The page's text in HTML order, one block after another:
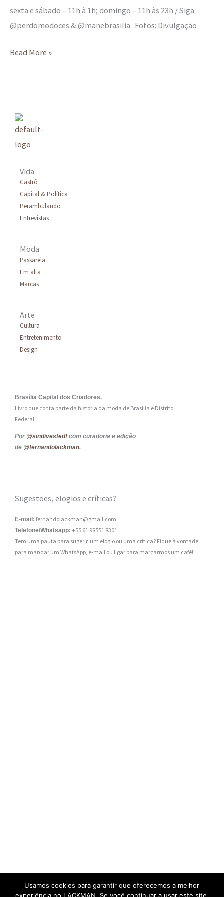
sexta e sábado – 11h à 1h; domingo – 11h às 23h / Siga
@perdomodoces & @manebrasilia Fotos: Divulgação
Read More »
Vida
Gastrô
Capital & Política
Perambulando
Entrevistas
Moda
Passarela
Em alta
Marcas
Arte
Cultura
Entretenimento
Design
Brasília Capital dos Criadores.
Livro que conta parte da história da moda de Brasília e Distrito
Federal.
Por @sindivestedfcom curadoria e edição
de @fernandolackman.
Sugestões, elogios e críticas?
E-mail: fernandolackman@gmail.com
Telefone/Whatsapp: +55 61 98551 8301
Tem uma pauta para sugerir, um elogio ou uma crítica? Fique à vontade
para mandar um WhatsApp, e-mail ou ligar para marcarmos um café!
Usamos cookies para garantir que oferecemos a melhor